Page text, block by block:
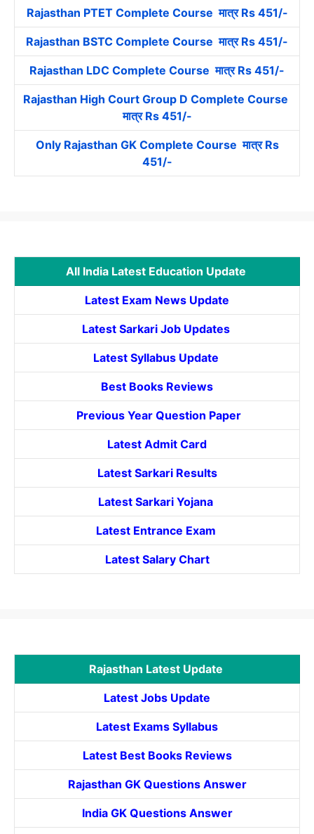
Rajasthan PTET Complete Course मात्र Rs 451/-
Rajasthan BSTC Complete Course मात्र Rs 451/-
Rajasthan LDC Complete Course मात्र Rs 451/-
Rajasthan High Court Group D Complete Course
मात्र Rs 451/-
Only Rajasthan GK Complete Course मात्र Rs
451/-
All India Latest Education Update
Latest Exam News Update
Latest Sarkari Job Updates
Latest Syllabus Update
Best Books Reviews
Previous Year Question Paper
Latest Admit Card
Latest Sarkari Results
Latest Sarkari Yojana
Latest Entrance Exam
Latest Salary Chart
Rajasthan Latest Update
Latest Jobs Update
Latest Exams Syllabus
Latest Best Books Reviews
Rajasthan GK Questions Answer
India GK Questions Answer